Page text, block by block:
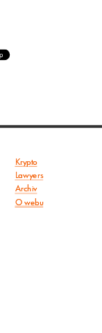
Krypto
Lawyers
Archiv
O webu